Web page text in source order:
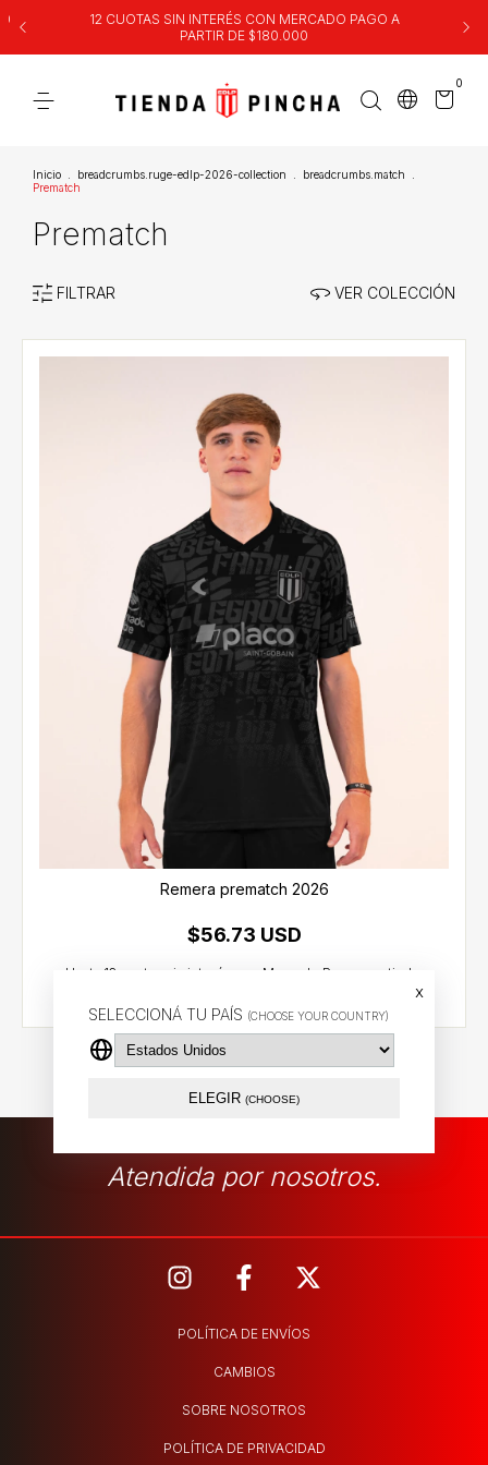
SELECCIONÁ TU PAÍS (CHOOSE YOUR COUNTRY)
x
ELEGIR (CHOOSE)
12 CUOTAS SIN INTERÉS CON MERCADO PAGO A
PARTIR DE $180.000
0
Inicio breadcrumbs.ruge-edlp-2026-collection breadcrumbs.match
Prematch
Prematch
FILTRAR VER COLECCIÓN
Remera prematch 2026
$56.73 USD
Atendida por nosotros.
POLÍTICA DE ENVÍOS
CAMBIOS
SOBRE NOSOTROS
POLÍTICA DE PRIVACIDAD